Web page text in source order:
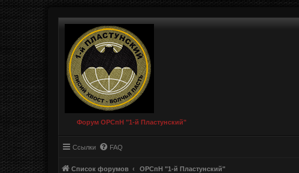
Форум ОРСпН "1-й Пластунский"
Ссылки FAQ
Список форумов ОРСпН "1-й Пластунский"